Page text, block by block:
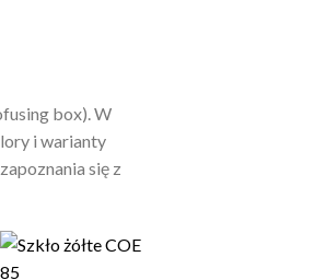
box). W
i warianty
się z